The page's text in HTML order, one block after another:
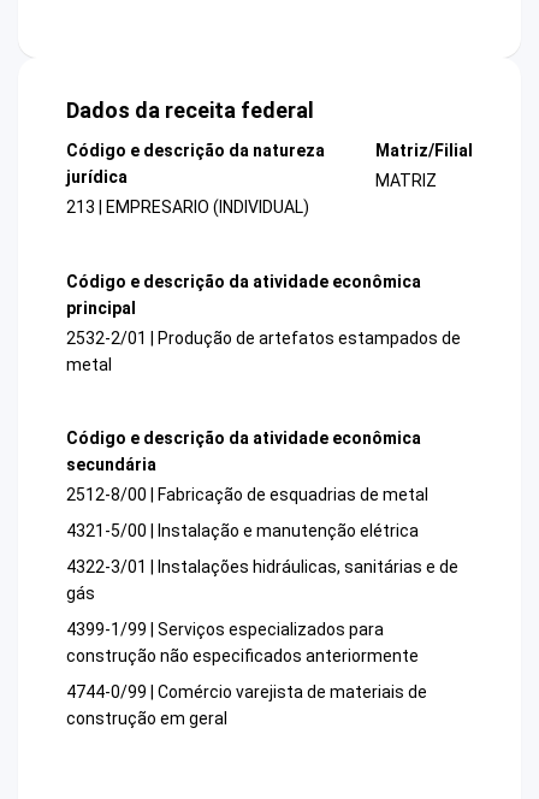
Dados da receita federal
Código e descrição da natureza
jurídica
213 | EMPRESARIO (INDIVIDUAL)
Matriz/Filial
MATRIZ
Código e descrição da atividade econômica
principal
2532-2/01 | Produção de artefatos estampados de
metal
Código e descrição da atividade econômica
secundária
2512-8/00 | Fabricação de esquadrias de metal
4321-5/00 | Instalação e manutenção elétrica
4322-3/01 | Instalações hidráulicas, sanitárias e de
gás
4399-1/99 | Serviços especializados para
construção não especificados anteriormente
4744-0/99 | Comércio varejista de materiais de
construção em geral